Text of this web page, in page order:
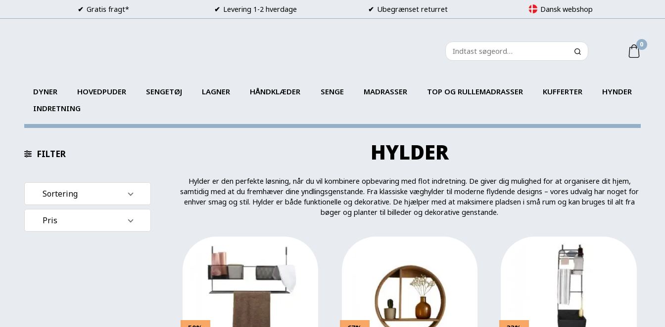
Gratis fragt* Levering 1-2 hverdage Ubegrænset returret Dansk webshop
0
DYNER HOVEDPUDER SENGETØJ LAGNER HÅNDKLÆDER SENGE MADRASSER TOP OG RULLEMADRASSER KUFFERTER
HYNDER
INDRETNING
FILTER
Sortering
Standard visning
Pris
99DKK 300DKK
HYLDER
Hylder er den perfekte løsning, når du vil kombinere opbevaring med flot indretning. De giver dig mulighed for at organisere dit hjem,
samtidig med at du fremhæver dine yndlingsgenstande. Fra klassiske væghylder til moderne flydende designs – vores udvalg har noget for
enhver smag og stil. Hylder er både funktionelle og dekorative. De hjælper med at maksimere pladsen i små rum og kan bruges til alt fra
bøger og planter til billeder og dekorative genstande.